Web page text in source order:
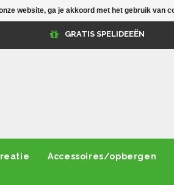
GRATIS SPELIDEEËN
Accessoires/opbergen
website, ga je akkoord met het gebruik van